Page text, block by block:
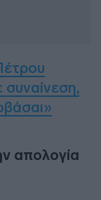
συναίνεση,
απολογία